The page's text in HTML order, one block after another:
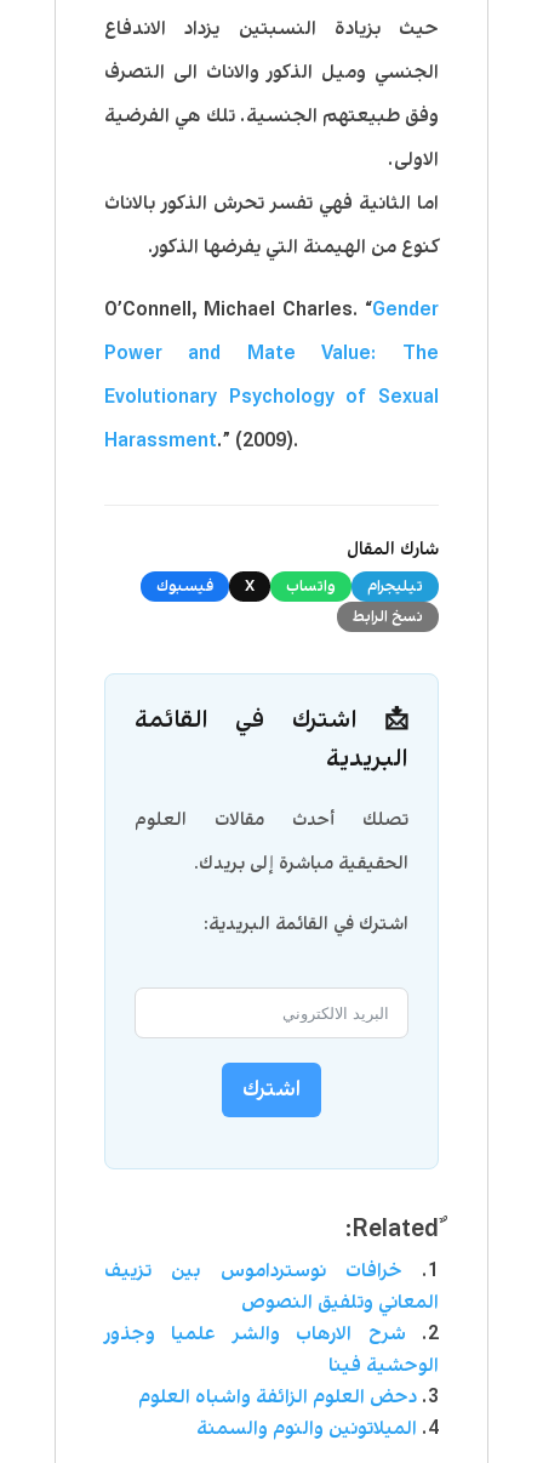
حيث بزيادة النسبتين يزداد الاندفاع
الجنسي وميل الذكور والاناث الى التصرف
وفق طبيعتهم الجنسية. تلك هي الفرضية
الاولى.
اما الثانية فهي تفسر تحرش الذكور بالاناث
كنوع من الهيمنة التي يفرضها الذكور.
O’Connell, Michael Charles. “Gender
Power and Mate Value: The
Evolutionary Psychology of Sexual
Harassment.” (2009).
شارك المقال
تيليجرام واتساب X
فيسبوك
نسخ الرابط
📩 اشترك في القائمة
البريدية
تصلك أحدث مقالات العلوم
الحقيقية مباشرة إلى بريدك.
اشترك في القائمة البريدية:
اشترك
ٌRelated:
خرافات نوسترداموس بین تزييف
المعاني وتلفيق النصوص
شرح الارهاب والشر علميا وجذور
الوحشية فينا
دحض العلوم الزائفة واشباه العلوم
الميلاتونين والنوم والسمنة